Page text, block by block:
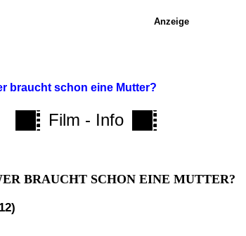
braucht schon eine Mutter?
Film - Info
BRAUCHT SCHON EINE MUTTER?
Anzeige